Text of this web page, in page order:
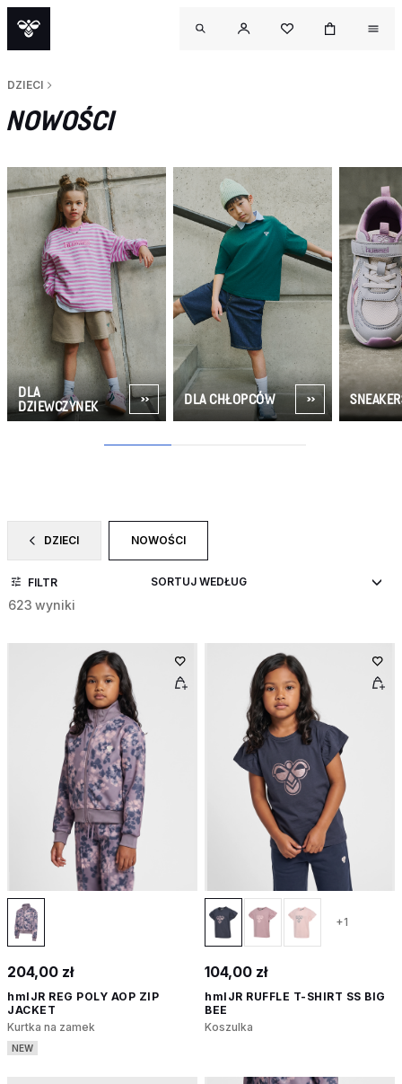
DZIECI
NOWOŚCI
DLA
DZIEWCZYNEK
DLA CHŁOPCÓW
DZIECI
ZAWĘŹ DO CATEGORY: DZIECI
NOWOŚCI
FILTR
623 wyniki
204,00 zł
hmlJR REG POLY AOP ZIP
JACKET
Kurtka na zamek
NEW
+1
104,00 zł
hmlJR RUFFLE T-SHIRT SS BIG
BEE
Koszulka